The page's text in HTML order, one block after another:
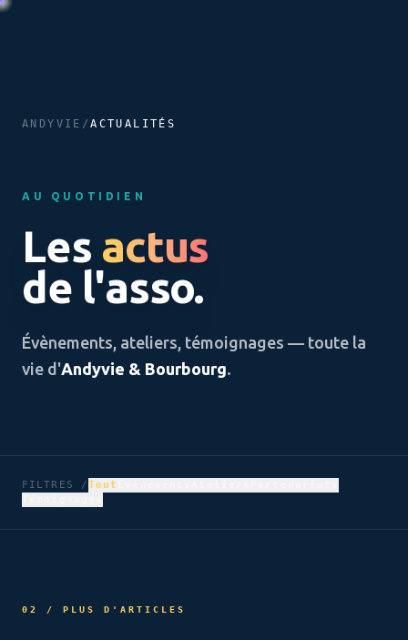
ANDYVIE /ACTUALITÉS
AU QUOTIDIEN
Les actus
de l'asso.
Évènements, ateliers, témoignages — toute la
vie d'Andyvie & Bourbourg.
FILTRES /Tout
02 / PLUS D'ARTICLES